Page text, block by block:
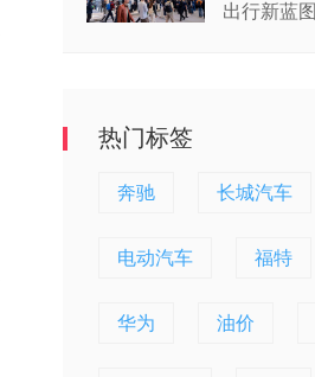
出行新蓝图
热门标签
奔驰 长城汽车
电动汽车 福特
华为 油价